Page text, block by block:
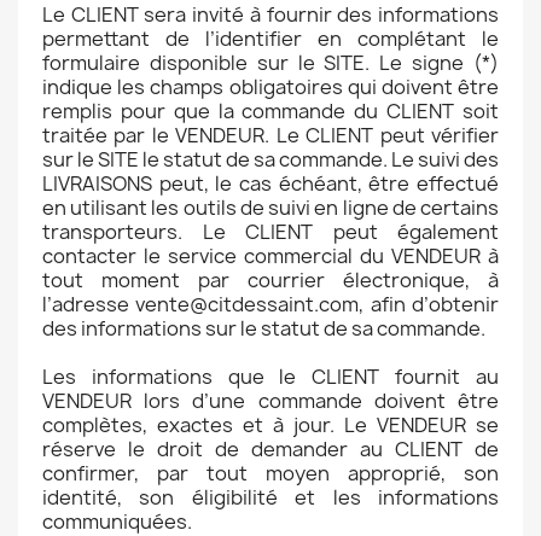
Le CLIENT sera invité à fournir des informations
permettant de l’identifier en complétant le
formulaire disponible sur le SITE. Le signe (*)
indique les champs obligatoires qui doivent être
remplis pour que la commande du CLIENT soit
traitée par le VENDEUR. Le CLIENT peut vérifier
sur le SITE le statut de sa commande. Le suivi des
LIVRAISONS peut, le cas échéant, être effectué
en utilisant les outils de suivi en ligne de certains
transporteurs. Le CLIENT peut également
contacter le service commercial du VENDEUR à
tout moment par courrier électronique, à
l’adresse vente@citdessaint.com, afin d’obtenir
des informations sur le statut de sa commande.
Les informations que le CLIENT fournit au
VENDEUR lors d’une commande doivent être
complètes, exactes et à jour. Le VENDEUR se
réserve le droit de demander au CLIENT de
confirmer, par tout moyen approprié, son
identité, son éligibilité et les informations
communiquées.